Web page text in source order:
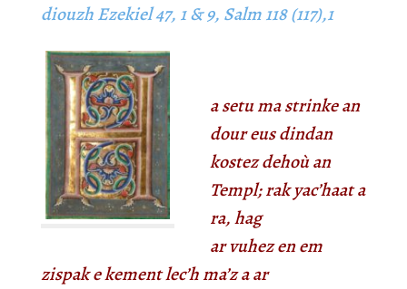
diouzh Ezekiel 47, 1 & 9, Salm 118 (117),1
a setu ma strinke an
dour eus dindan
kostez dehoù an
Templ; rak yac’haat a
ra, hag
ar vuhez en em
zispak e kement lec’h ma’z a ar